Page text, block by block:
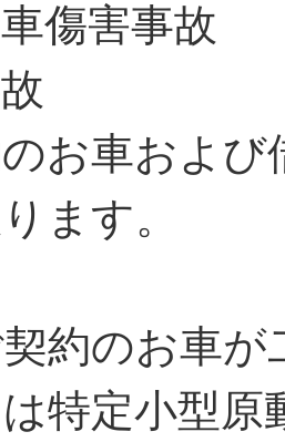
傷害事故
お車および
ます。
約のお車が
特定小型原